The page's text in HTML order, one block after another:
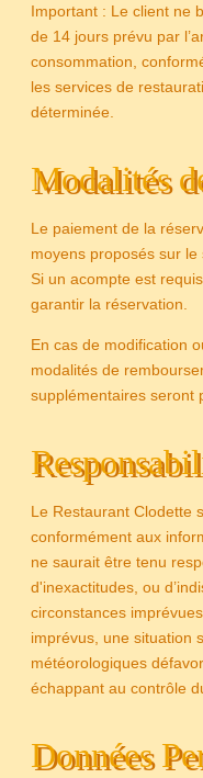
Important : Le client ne
de 14 jours prévu par
consommation,
les services de
déterminée.
Modalités
Le paiement de la
moyens proposés sur le
Si un acompte est
garantir la réservation.
En cas de modification
modalités de
supplémentaires seront
Le Restaurant Clodette
conformément aux
ne saurait être tenu
d'inexactitudes, ou
circonstances
imprévus, une situation
météorologiques
échappant au contrôle
Données